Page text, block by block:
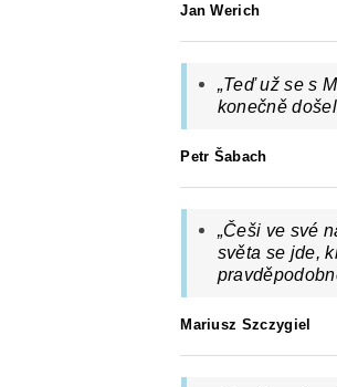
Jan Werich
„Teď už se s
konečně
Petr Šabach
„Češi ve své
světa se jde,
Mariusz Szczygiel